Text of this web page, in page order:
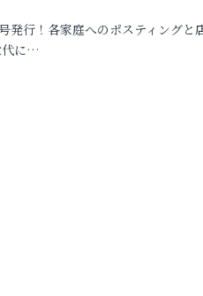
発行！各家庭へのポスティングと
代に…